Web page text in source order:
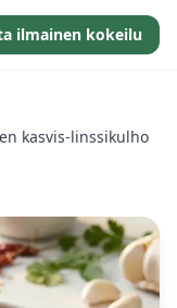
ilmainen kokeilu
kasvis-linssikulho